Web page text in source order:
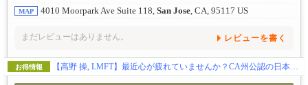
MAP 4010 Moorpark Ave Suite 118, San Jose , CA, 95117 US
まだレビューはありません。 レビューを書く
お得情報